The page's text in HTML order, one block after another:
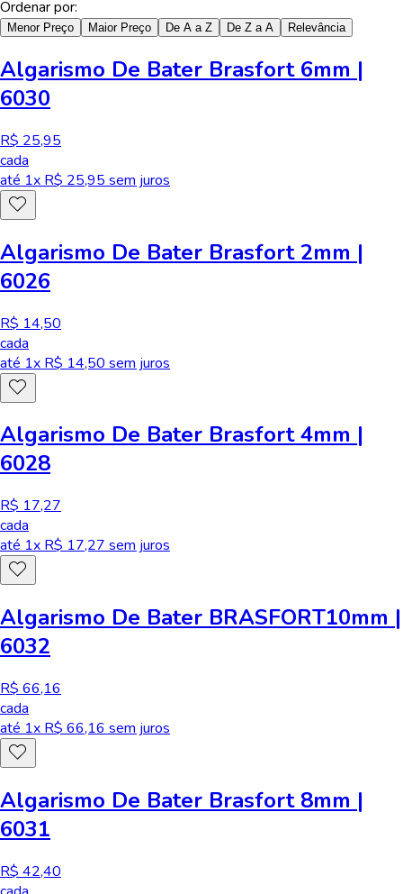
Ordenar por:
Menor Preço Maior Preço De A a Z De Z a A Relevância
Algarismo De Bater Brasfort 6mm |
6030
R$ 25,95
cada
até 1x R$ 25,95 sem juros
Algarismo De Bater Brasfort 2mm |
6026
R$ 14,50
cada
até 1x R$ 14,50 sem juros
Algarismo De Bater Brasfort 4mm |
6028
R$ 17,27
cada
até 1x R$ 17,27 sem juros
Algarismo De Bater BRASFORT10mm |
6032
R$ 66,16
cada
até 1x R$ 66,16 sem juros
Algarismo De Bater Brasfort 8mm |
6031
R$ 42,40